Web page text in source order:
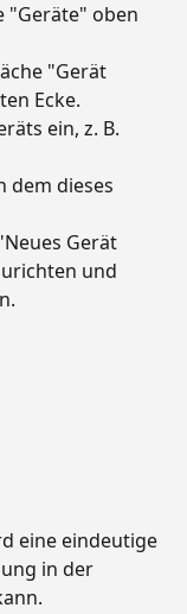
"Geräte" oben
"Gerät
Ecke.
ein, z. B.
dem dieses
Gerät
und
eine eindeutige
in der